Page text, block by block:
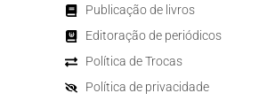
Publicação de livros
Editoração de periódicos
Política de Trocas
Política de privacidade